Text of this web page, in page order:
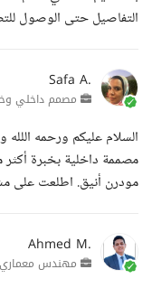
التفاصيل حتى الوصول
Safa A.
مصمم داخلي
السلام عليكم ورحمه
مودرن أنيق. اطلعت على
Ahmed M.
مهندس معماري